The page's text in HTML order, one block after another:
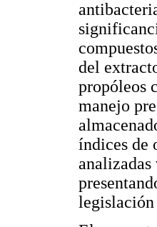
del
propóleos
manejo
índices de
analizadas